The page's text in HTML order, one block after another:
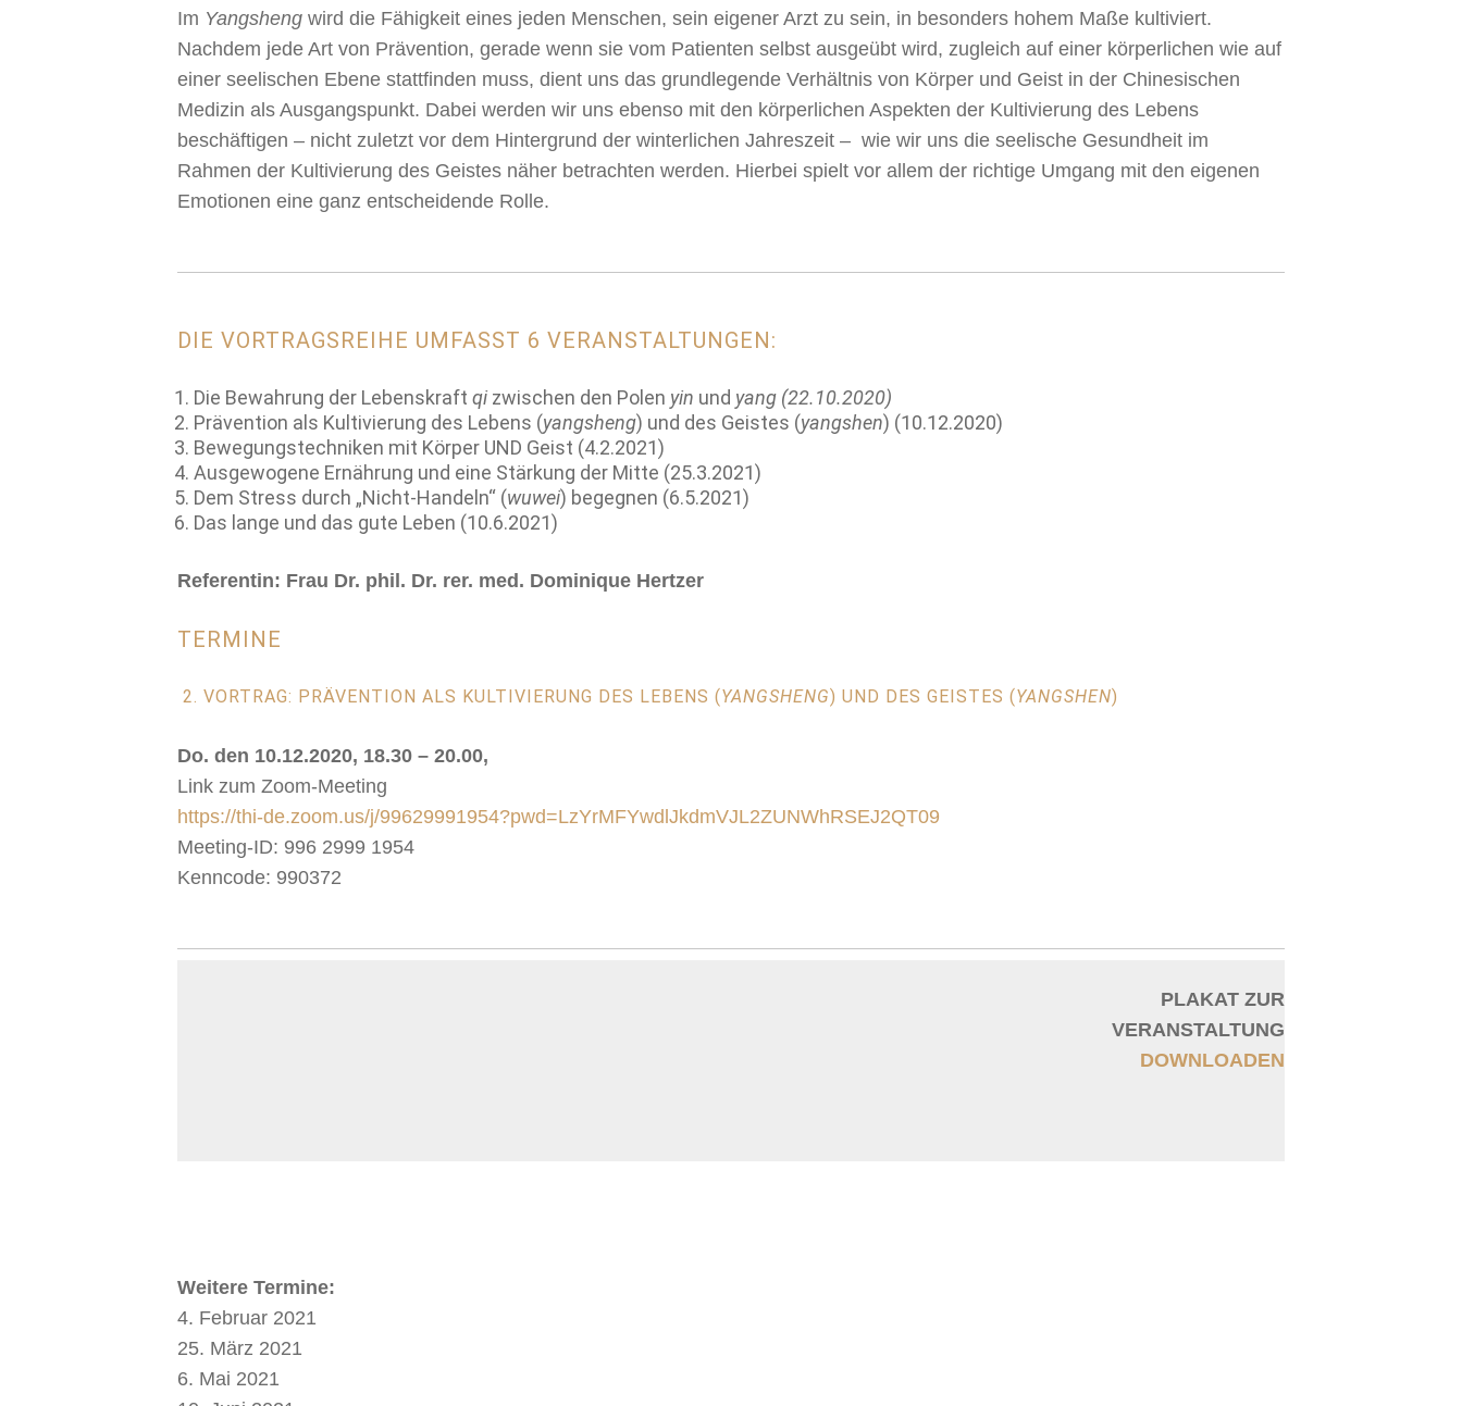
Im Yangsheng wird die Fähigkeit eines jeden Menschen, sein eigener Arzt zu sein, in besonders hohem Maße kultiviert.
Nachdem jede Art von Prävention, gerade wenn sie vom Patienten selbst ausgeübt wird, zugleich auf einer körperlichen wie auf
einer seelischen Ebene stattfinden muss, dient uns das grundlegende Verhältnis von Körper und Geist in der Chinesischen
Medizin als Ausgangspunkt. Dabei werden wir uns ebenso mit den körperlichen Aspekten der Kultivierung des Lebens
beschäftigen – nicht zuletzt vor dem Hintergrund der winterlichen Jahreszeit – wie wir uns die seelische Gesundheit im
Rahmen der Kultivierung des Geistes näher betrachten werden. Hierbei spielt vor allem der richtige Umgang mit den eigenen
Emotionen eine ganz entscheidende Rolle.
DIE VORTRAGSREIHE UMFASST 6 VERANSTALTUNGEN:
Die Bewahrung der Lebenskraft qi zwischen den Polen yin und yang (22.10.2020)
Prävention als Kultivierung des Lebens (yangsheng) und des Geistes (yangshen) (10.12.2020)
Bewegungstechniken mit Körper UND Geist (4.2.2021)
Ausgewogene Ernährung und eine Stärkung der Mitte (25.3.2021)
Dem Stress durch „Nicht-Handeln“ (wuwei) begegnen (6.5.2021)
Das lange und das gute Leben (10.6.2021)
Referentin: Frau Dr. phil. Dr. rer. med. Dominique Hertzer
TERMINE
2. VORTRAG: PRÄVENTION ALS KULTIVIERUNG DES LEBENS (YANGSHENG) UND DES GEISTES (YANGSHEN)
Do. den 10.12.2020, 18.30 – 20.00,
Link zum Zoom-Meeting
https://thi-de.zoom.us/j/99629991954?pwd=LzYrMFYwdlJkdmVJL2ZUNWhRSEJ2QT09
Meeting-ID: 996 2999 1954
Kenncode: 990372
PLAKAT ZUR
VERANSTALTUNG
DOWNLOADEN
Weitere Termine:
4. Februar 2021
25. März 2021
6. Mai 2021